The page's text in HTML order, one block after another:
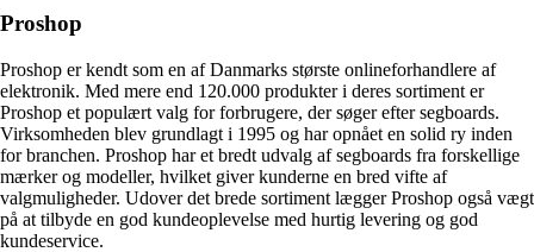
Proshop
Proshop er kendt som en af ​​Danmarks største onlineforhandlere af
elektronik. Med mere end 120.000 produkter i deres sortiment er
Proshop et populært valg for forbrugere, der søger efter segboards.
Virksomheden blev grundlagt i 1995 og har opnået en solid ry inden
for branchen. Proshop har et bredt udvalg af segboards fra forskellige
mærker og modeller, hvilket giver kunderne en bred vifte af
valgmuligheder. Udover det brede sortiment lægger Proshop også vægt
på at tilbyde en god kundeoplevelse med hurtig levering og god
kundeservice.